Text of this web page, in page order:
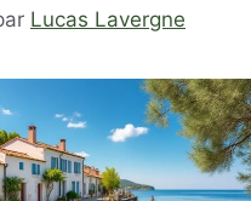
Lucas Lavergne